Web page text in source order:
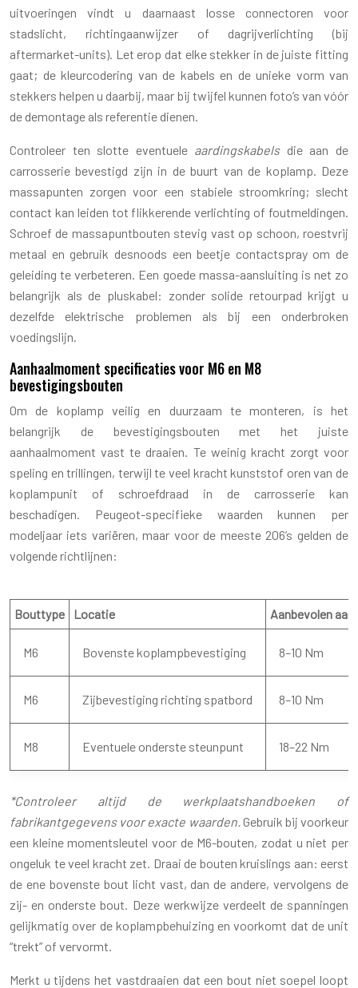
uitvoeringen vindt u daarnaast losse connectoren voor
stadslicht, richtingaanwijzer of dagrijverlichting (bij
aftermarket-units). Let erop dat elke stekker in de juiste fitting
gaat; de kleurcodering van de kabels en de unieke vorm van
stekkers helpen u daarbij, maar bij twijfel kunnen foto’s van vóór
de demontage als referentie dienen.
Controleer ten slotte eventuele aardingskabelsdie aan de
carrosserie bevestigd zijn in de buurt van de koplamp. Deze
massapunten zorgen voor een stabiele stroomkring; slecht
contact kan leiden tot flikkerende verlichting of foutmeldingen.
Schroef de massapuntbouten stevig vast op schoon, roestvrij
metaal en gebruik desnoods een beetje contactspray om de
geleiding te verbeteren. Een goede massa-aansluiting is net zo
belangrijk als de pluskabel: zonder solide retourpad krijgt u
dezelfde elektrische problemen als bij een onderbroken
voedingslijn.
Aanhaalmoment specificaties voor M6 en M8
bevestigingsbouten
Om de koplamp veilig en duurzaam te monteren, is het
belangrijk de bevestigingsbouten met het juiste
aanhaalmoment vast te draaien. Te weinig kracht zorgt voor
speling en trillingen, terwijl te veel kracht kunststof oren van de
koplampunit of schroefdraad in de carrosserie kan
beschadigen. Peugeot-specifieke waarden kunnen per
modeljaar iets variëren, maar voor de meeste 206’s gelden de
volgende richtlijnen:
Bouttype Locatie Aanbevolen
M6 Bovenste koplampbevestiging 8–10 Nm
M6 Zijbevestiging richting spatbord 8–10 Nm
M8 Eventuele onderste steunpunt 18–22 Nm
*Controleer altijd de werkplaatshandboeken of
fabrikantgegevens voor exacte waarden.Gebruik bij voorkeur
een kleine momentsleutel voor de M6-bouten, zodat u niet per
ongeluk te veel kracht zet. Draai de bouten kruislings aan: eerst
de ene bovenste bout licht vast, dan de andere, vervolgens de
zij- en onderste bout. Deze werkwijze verdeelt de spanningen
gelijkmatig over de koplampbehuizing en voorkomt dat de unit
“trekt” of vervormt.
Merkt u tijdens het vastdraaien dat een bout niet soepel loopt